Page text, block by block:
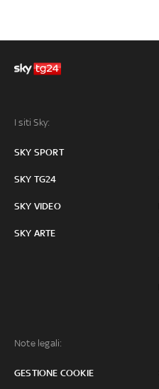
I siti Sky:
SKY SPORT
SKY TG24
SKY VIDEO
SKY ARTE
Note legali:
GESTIONE COOKIE